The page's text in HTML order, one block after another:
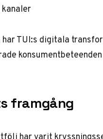
har TUI:s digitala
framgång
har varit